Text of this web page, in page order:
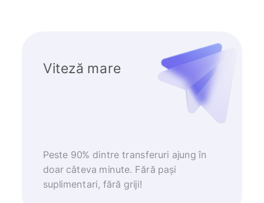
Viteză mare
Peste 90% dintre transferuri ajung în
doar câteva minute. Fără pași
suplimentari, fără griji!